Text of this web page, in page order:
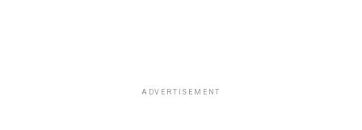
ADVERTISEMENT